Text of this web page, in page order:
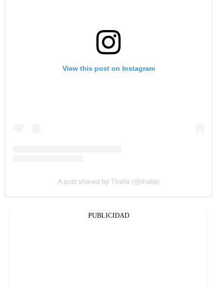
View this post on Instagram
A post shared by Thalia (@thalia)
PUBLICIDAD